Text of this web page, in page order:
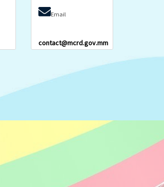
Email
contact@mcrd.gov.mm